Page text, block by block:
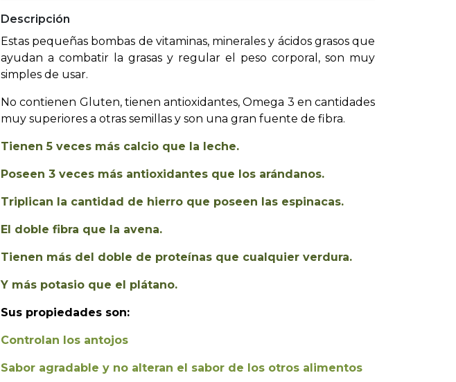
Descripción
Estas pequeñas bombas de vitaminas, minerales y ácidos grasos que
ayudan a combatir la grasas y regular el peso corporal, son muy
simples de usar.
No contienen Gluten, tienen antioxidantes, Omega 3 en cantidades
muy superiores a otras semillas y son una gran fuente de fibra.
Tienen 5 veces más calcio que la leche.
Poseen 3 veces más antioxidantes que los arándanos.
Triplican la cantidad de hierro que poseen las espinacas.
El doble fibra que la avena.
Tienen más del doble de proteínas que cualquier verdura.
Y más potasio que el plátano.
Sus propiedades son:
Controlan los antojos
Sabor agradable y no alteran el sabor de los otros alimentos